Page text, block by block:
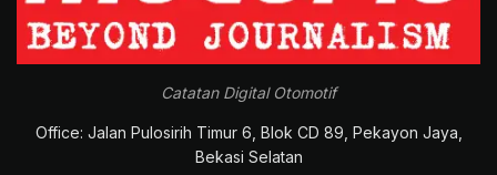
Catatan Digital Otomotif
Office: Jalan Pulosirih Timur 6, Blok CD 89, Pekayon Jaya,
Bekasi Selatan